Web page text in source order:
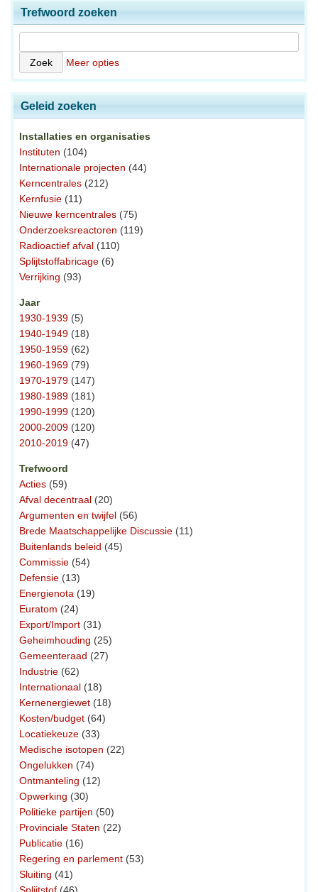
Trefwoord zoeken
Meer opties
Geleid zoeken
Installaties en organisaties
Instituten (104)
Internationale projecten (44)
Kerncentrales (212)
Kernfusie (11)
Nieuwe kerncentrales (75)
Onderzoeksreactoren (119)
Radioactief afval (110)
Splijtstoffabricage (6)
Verrijking (93)
Jaar
1930-1939 (5)
1940-1949 (18)
1950-1959 (62)
1960-1969 (79)
1970-1979 (147)
1980-1989 (181)
1990-1999 (120)
2000-2009 (120)
2010-2019 (47)
Trefwoord
Acties (59)
Afval decentraal (20)
Argumenten en twijfel (56)
Brede Maatschappelijke Discussie (11)
Buitenlands beleid (45)
Commissie (54)
Defensie (13)
Energienota (19)
Euratom (24)
Export/Import (31)
Geheimhouding (25)
Gemeenteraad (27)
Industrie (62)
Internationaal (18)
Kernenergiewet (18)
Kosten/budget (64)
Locatiekeuze (33)
Medische isotopen (22)
Ongelukken (74)
Ontmanteling (12)
Opwerking (30)
Politieke partijen (50)
Provinciale Staten (22)
Publicatie (16)
Regering en parlement (53)
Sluiting (41)
Splijtstof (46)